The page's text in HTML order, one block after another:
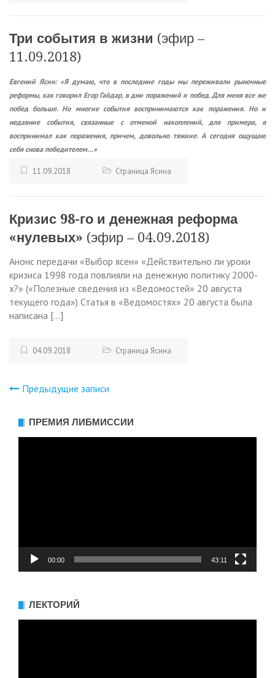
Три события в жизни (эфир –
11.09.2018)
Евгений Ясин: «Я думаю, что в последние годы мы переживали рыночные
реформы, как говорил Егор Гайдар, в дни поражений и побед. Для меня все же
побед больше. Но многие события воспринимаются как поражения. Но и
недавние события, связанные с отменой накоплений, для примера, я
воспринимал как поражения, причем, довольно тяжкие. А сегодня ощущаю
себя снова победителем…»
11.09.2018 Страница Ясина
Кризис 98-го и денежная реформа
«нулевых» (эфир – 04.09.2018)
Анонс передачи «Выбор ясен» «Действительно ли уроки
кризиса 1998 года повлияли на денежную политику 2000-
х?» («Полезные сведения из «Ведомостей» 20 августа
текущего года») Статья в «Ведомостях» 20 августа была
написана […]
04.09.2018 Страница Ясина
Навигация
по
Предыдущие записи
ПРЕМИЯ ЛИБМИССИИ
00:00 43:11
ЛЕКТОРИЙ